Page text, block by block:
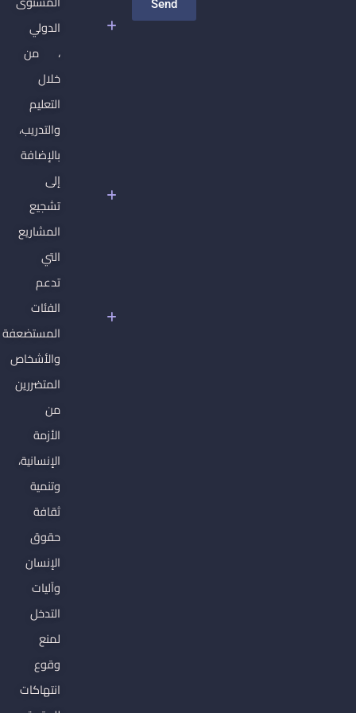
الدولي
، من
خلال
التعليم
والتدريب،
بالإضافة
إلى
تشجيع
المشاريع
التي
تدعم
الفئات
المستضعفة
والأشخاص
المتضررين
من
الأزمة
الإنسانية،
وتنمية
ثقافة
حقوق
الإنسان
وآليات
التدخل
لمنع
وقوع
انتهاكات
الحرب
Send